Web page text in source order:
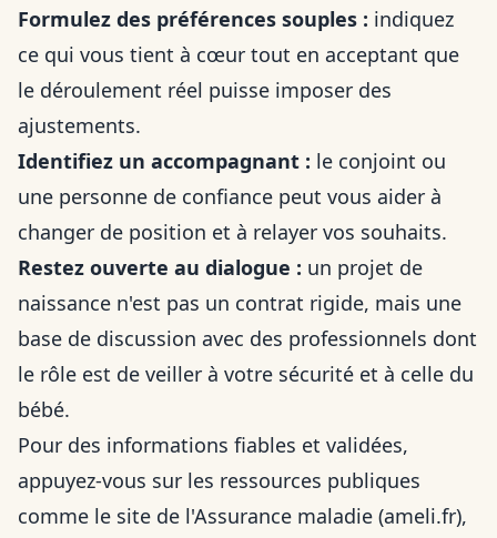
Formulez des préférences souples : indiquez
ce qui vous tient à cœur tout en acceptant que
le déroulement réel puisse imposer des
ajustements.
Identifiez un accompagnant : le conjoint ou
une personne de confiance peut vous aider à
changer de position et à relayer vos souhaits.
Restez ouverte au dialogue : un projet de
naissance n'est pas un contrat rigide, mais une
base de discussion avec des professionnels dont
le rôle est de veiller à votre sécurité et à celle du
bébé.
Pour des informations fiables et validées,
appuyez-vous sur les ressources publiques
comme le site de l'Assurance maladie (ameli.fr),